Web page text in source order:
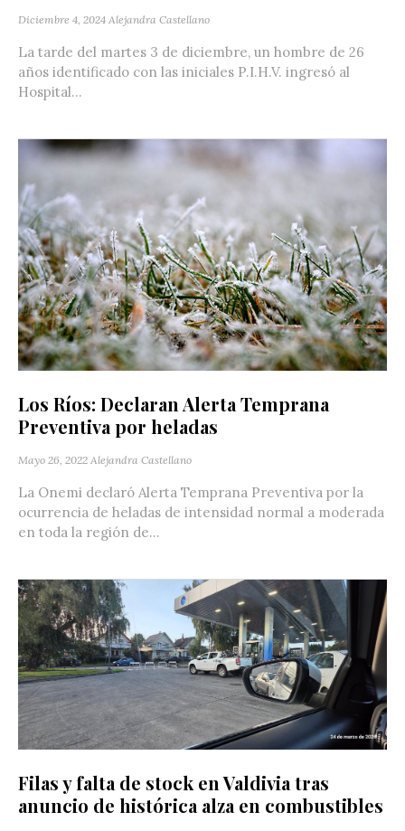
Diciembre 4, 2024 Alejandra Castellano
La tarde del martes 3 de diciembre, un hombre de 26
años identificado con las iniciales P.I.H.V. ingresó al
Hospital...
Los Ríos: Declaran Alerta Temprana
Preventiva por heladas
Mayo 26, 2022 Alejandra Castellano
La Onemi declaró Alerta Temprana Preventiva por la
ocurrencia de heladas de intensidad normal a moderada
en toda la región de...
Filas y falta de stock en Valdivia tras
anuncio de histórica alza en combustibles